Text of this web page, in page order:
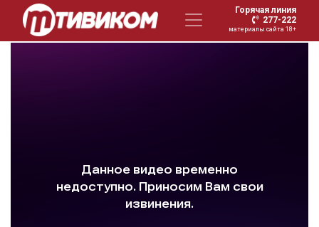
Горячая линия
277-222
материалы сайта 18+